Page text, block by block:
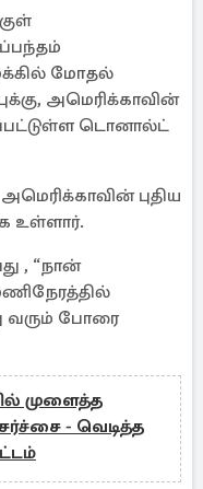
மோதல்
அமெரிக்காவின்
டொனால்ட்
புதிய
உள்ளார்.
, “நான்
வரும் போரை
முளைத்த
- வெடித்த